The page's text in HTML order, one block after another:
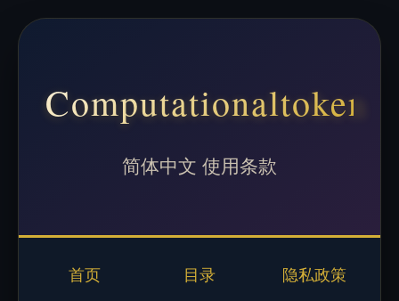
Computationaltoken
简体中文 使用条款
首页 目录 隐私政策